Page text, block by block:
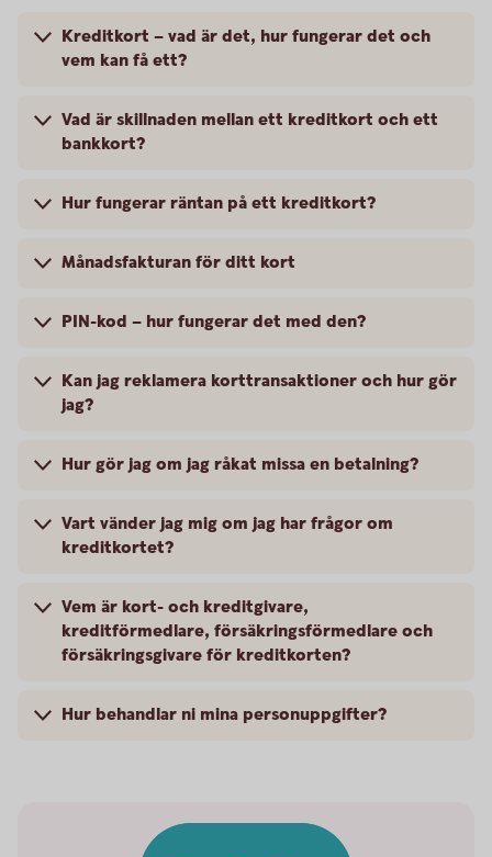
Kreditkort – vad är det, hur fungerar det och
vem kan få ett?
Vad är skillnaden mellan ett kreditkort och ett
bankkort?
Hur fungerar räntan på ett kreditkort?
Månadsfakturan för ditt kort
PIN-kod – hur fungerar det med den?
Kan jag reklamera korttransaktioner och hur gör
jag?
Hur gör jag om jag råkat missa en betalning?
Vart vänder jag mig om jag har frågor om
kreditkortet?
Vem är kort- och kreditgivare,
kreditförmedlare, försäkringsförmedlare och
försäkringsgivare för kreditkorten?
Hur behandlar ni mina personuppgifter?